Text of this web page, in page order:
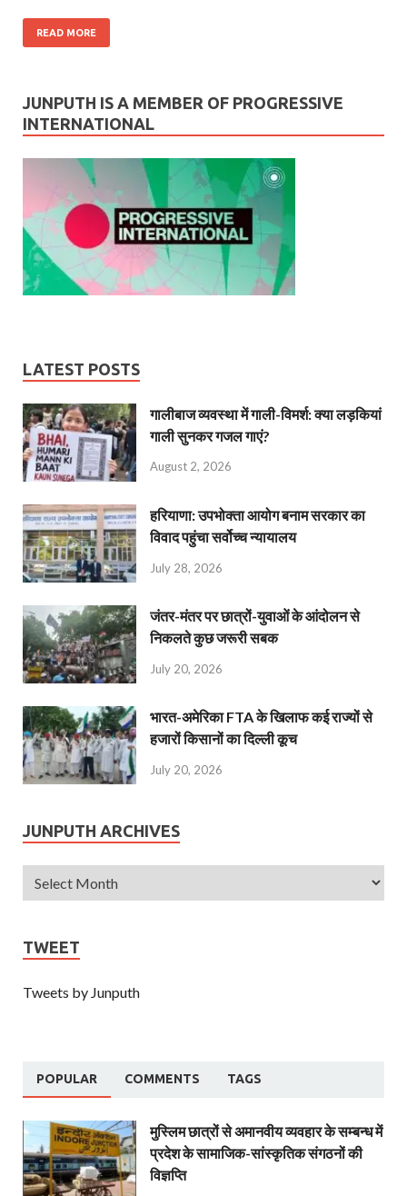
READ MORE
JUNPUTH IS A MEMBER OF PROGRESSIVE
INTERNATIONAL
LATEST POSTS
गालीबाज व्‍यवस्‍था में गाली-विमर्श: क्या लड़कियां
गाली सुनकर गजल गाएं?
August 2, 2026
हरियाणा: उपभोक्ता आयोग बनाम सरकार का
विवाद पहुंचा सर्वोच्च न्यायालय
July 28, 2026
जंतर-मंतर पर छात्रों-युवाओं के आंदोलन से
निकलते कुछ जरूरी सबक
July 20, 2026
भारत-अमेरिका FTA के खिलाफ कई राज्यों से
हजारों किसानों का दिल्ली कूच
July 20, 2026
JUNPUTH ARCHIVES
TWEET
Tweets by Junputh
POPULAR COMMENTS TAGS
मुस्लिम छात्रों से अमानवीय व्यवहार के सम्बन्ध में
प्रदेश के सामाजिक-सांस्कृतिक संगठनों की
विज्ञप्ति